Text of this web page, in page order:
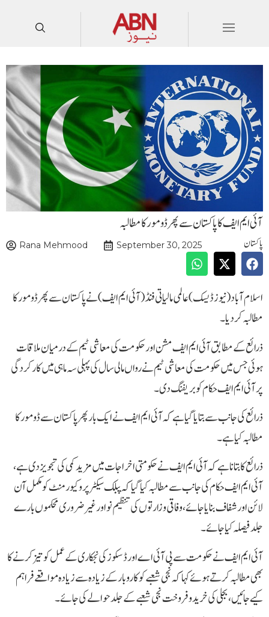
آئی ایم ایف کا پاکستان سے پھر ڈو مور کا مطالبہ
پاکستان Rana Mehmood September 30, 2025
اسلام آباد(نیوز ڈیسک) عالمی مالیاتی فنڈ ( آئی ایم ایف ) نے پاکستان سے پھر ڈومور کا
مطالبہ کر دیا۔
ذرائع کے مطابق آئی ایم ایف مشن اور حکومت کی معاشی ٹیم کے درمیان ملاقات
ہوئی جس میں حکومت کی معاشی ٹیم نے رواں مالی سال کی پہلی سہ ماہی میں کارکردگی
پر آئی ایم ایف حکام کو بریفنگ دی ۔
ذرائع کی جانب سے بتایا گیا ہے کہ آئی ایم ایف نے ایک بار پھر پاکستان سے ڈو مور کا
مطالبہ کیا ہے۔
ذرائع کا بتانا ہے کہ آئی ایم ایف نے حکومتی اخراجات میں مزید کمی کی تجویز دی ہے،
آئی ایم ایف حکام کی جانب سے مطالبہ کیا گیا کہ پبلک سیکٹر پروکیورمنٹ کو مکمل آن
لائن اور شفاف بنایا جائے ، وفاقی وزارتوں کی تنظیم نو اور غیر ضروری محکموں بارے
جلد فیصلہ کیا جائے ۔
آئی ایم ایف نے حکومت سے پی آئی اے اور ڈسکوز کی نجکاری کے عمل کو تیز کرنے کا
بھی مطالبہ کرتے ہوئے کہا کہ نجی شعبے کو کاروبار کے زیادہ سے زیادہ مواقعے فراہم
کیے جائیں، بجلی کی خرید و فروخت نجی شعبے کے جلد حوالے کی جائے ۔